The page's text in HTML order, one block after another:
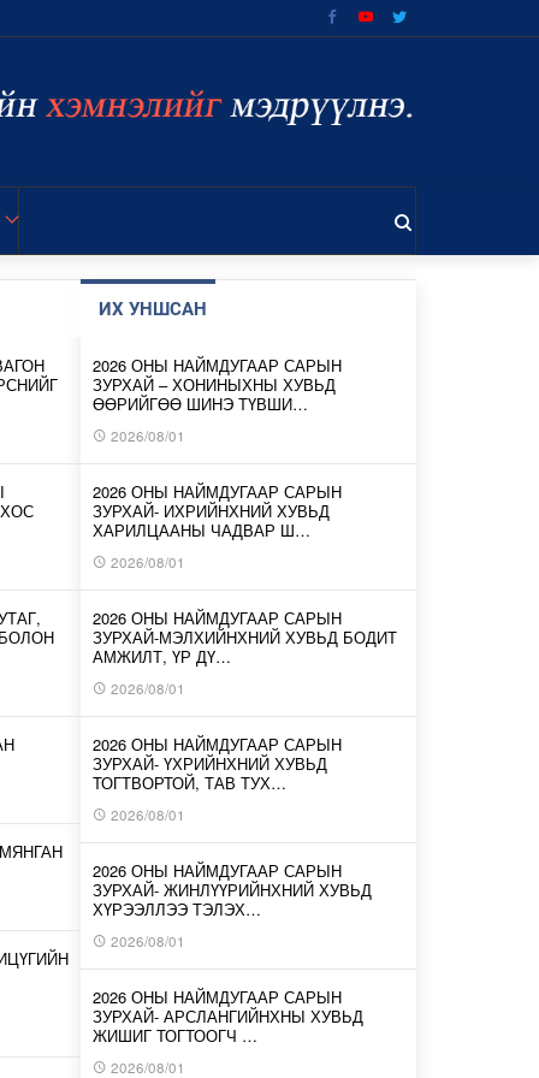
ИХ УНШСАН
2026 ОНЫ НАЙМДУГААР САРЫН
ЗУРХАЙ – ХОНИНЫХНЫ ХУВЬД
ӨӨРИЙГӨӨ ШИНЭ ТҮВШИ…
2026/08/01
2026 ОНЫ НАЙМДУГААР САРЫН
ЗУРХАЙ- ИХРИЙНХНИЙ ХУВЬД
ХАРИЛЦААНЫ ЧАДВАР Ш…
2026/08/01
2026 ОНЫ НАЙМДУГААР САРЫН
ЗУРХАЙ-МЭЛХИЙНХНИЙ ХУВЬД БОДИТ
АМЖИЛТ, ҮР ДҮ…
2026/08/01
2026 ОНЫ НАЙМДУГААР САРЫН
ЗУРХАЙ- ҮХРИЙНХНИЙ ХУВЬД
ТОГТВОРТОЙ, ТАВ ТУХ…
2026/08/01
2026 ОНЫ НАЙМДУГААР САРЫН
ЗУРХАЙ- ЖИНЛҮҮРИЙНХНИЙ ХУВЬД
ХҮРЭЭЛЛЭЭ ТЭЛЭХ…
2026/08/01
2026 ОНЫ НАЙМДУГААР САРЫН
ЗУРХАЙ- АРСЛАНГИЙНХНЫ ХУВЬД
ЖИШИГ ТОГТООГЧ …
2026/08/01